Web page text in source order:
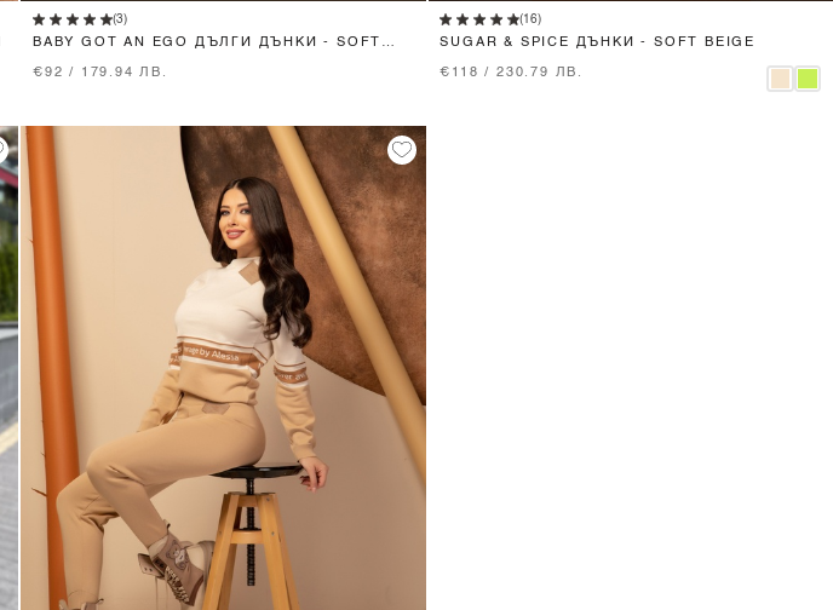
(3)
BABY GOT AN EGO ДЪЛГИ ДЪНКИ - SOFT
€92 / 179.94 ЛВ.
(16)
SUGAR & SPICE ДЪНКИ - SOFT BEIGE
€118 / 230.79 ЛВ.